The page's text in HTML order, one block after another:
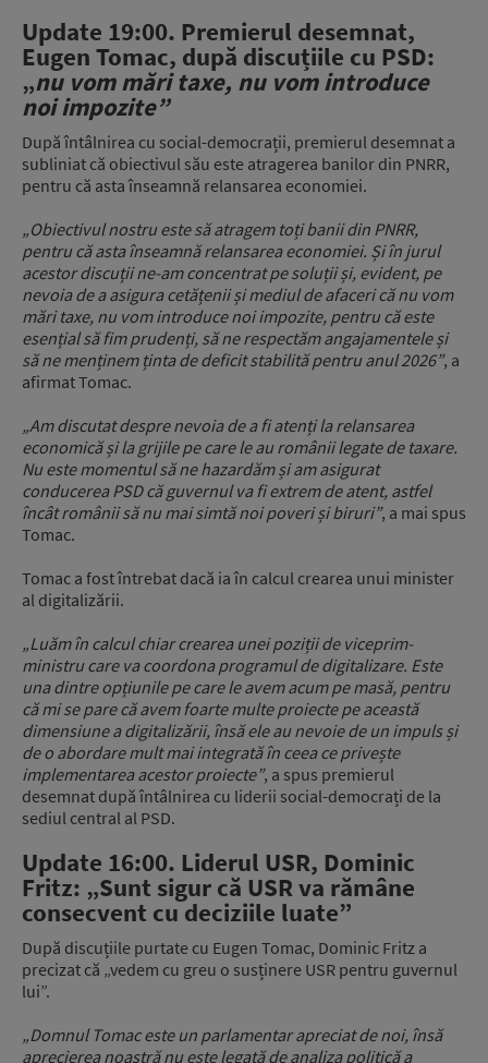
Update 19:00. Premierul desemnat,
Eugen Tomac, după discuțiile cu PSD:
„nu vom mări taxe, nu vom introduce
noi impozite”
După întâlnirea cu social-democrații, premierul desemnat a
subliniat că obiectivul său este atragerea banilor din PNRR,
pentru că asta înseamnă relansarea economiei.
„Obiectivul nostru este să atragem toți banii din PNRR,
pentru că asta înseamnă relansarea economiei. Și în jurul
acestor discuții ne-am concentrat pe soluții și, evident, pe
nevoia de a asigura cetățenii și mediul de afaceri că nu vom
mări taxe, nu vom introduce noi impozite, pentru că este
esențial să fim prudenți, să ne respectăm angajamentele și
să ne menținem ținta de deficit stabilită pentru anul 2026”, a
afirmat Tomac.
„Am discutat despre nevoia de a fi atenți la relansarea
economică și la grijile pe care le au românii legate de taxare.
Nu este momentul să ne hazardăm și am asigurat
conducerea PSD că guvernul va fi extrem de atent, astfel
încât românii să nu mai simtă noi poveri și biruri”, a mai spus
Tomac.
Tomac a fost întrebat dacă ia în calcul crearea unui minister
al digitalizării.
„Luăm în calcul chiar crearea unei poziții de viceprim-
ministru care va coordona programul de digitalizare. Este
una dintre opțiunile pe care le avem acum pe masă, pentru
că mi se pare că avem foarte multe proiecte pe această
dimensiune a digitalizării, însă ele au nevoie de un impuls și
de o abordare mult mai integrată în ceea ce privește
implementarea acestor proiecte”, a spus premierul
desemnat după întâlnirea cu liderii social-democrați de la
sediul central al PSD.
Update 16:00. Liderul USR, Dominic
Fritz: „Sunt sigur că USR va rămâne
consecvent cu deciziile luate”
După discuțiile purtate cu Eugen Tomac, Dominic Fritz a
precizat că „vedem cu greu o susținere USR pentru guvernul
lui”.
„Domnul Tomac este un parlamentar apreciat de noi, însă
aprecierea noastră nu este legată de analiza politică a